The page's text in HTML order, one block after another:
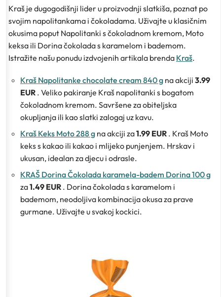
Kraš je dugogodišnji lider u proizvodnji slatkiša, poznat po
svojim napolitankama i čokoladama. Uživajte u klasičnim
okusima poput Napolitanki s čokoladnom kremom, Moto
keksa ili Dorina čokolada s karamelom i bademom.
Istražite našu ponudu izdvojenih artikala brenda Kraš.
Kraš Napolitanke chocolate cream 840 g na akciji 3.99
EUR . Veliko pakiranje Kraš napolitanki s bogatom
čokoladnom kremom. Savršene za obiteljska
okupljanja ili kao slatki zalogaj uz kavu.
Kraš Keks Moto 288 g na akciji za1.99 EUR . Kraš Moto
keks s kakao ili kakao i mlijeko punjenjem. Hrskav i
ukusan, idealan za djecu i odrasle.
KRAŠ Dorina Čokolada karamela-badem Dorina 100 g
za1.49 EUR . Dorina čokolada s karamelom i
bademom, neodoljiva kombinacija okusa za prave
gurmane. Uživajte u svakoj kockici.